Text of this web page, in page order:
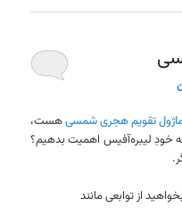
تقویم هجری شمسیهست،
خودِ لیبره‌آفیس اهمیت بدهیم؟
از توابعی مانند